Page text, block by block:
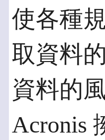
使各種
取資料
資料的
Acronis